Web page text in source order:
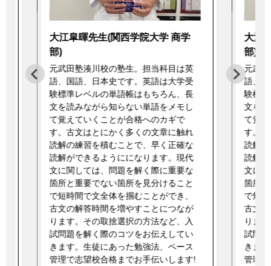
大江皐暉先生(関西学院大学 商学
部)
元武田塾湊川校の塾生。担当科目は英
語、国語、日本史です。英語は大学受
験標準レベルの単語帳はもちろん、長
文を読みながら知らない単語をメモし
て覚えていくことが合格へのカギで
す。古文はとにかく多くの文章に触れ
読解の練習を積むことで、早く正確な
読解ができるようにになります。現代
文に関しては、問題を解く際に重要な
箇所と重要でない箇所を見分けること
で短時間で文全体を掴むことができ、
古文の解答時間を増やすことにつなが
ります。その取捨選択の方法など、入
試問題を解く際のコツをお伝えしてい
きます。生徒にあった勉強法、ペース
管理で志望校合格までお手伝いします!
大江
部)
元武
語、
験標
文を
て覚
す。
読解
読解
文に
箇所
で短
古文
りま
試問
きま
管理